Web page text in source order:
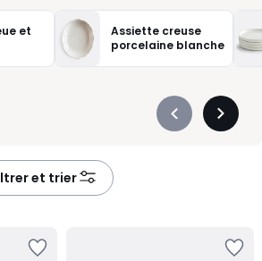
et
Assiette creuse
porcelaine blanche
Précédent
et trier